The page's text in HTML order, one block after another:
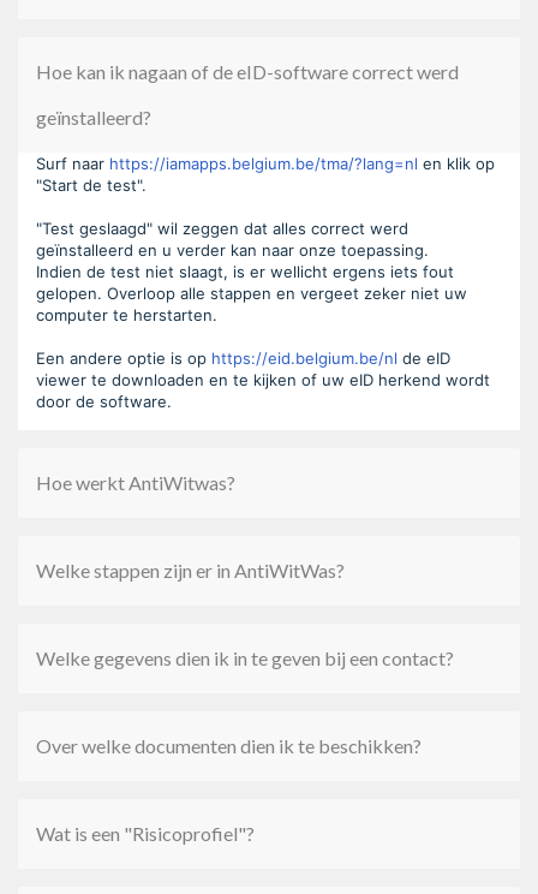
Hoe kan ik nagaan of de eID-software correct werd
geïnstalleerd?
Surf naar https://iamapps.belgium.be/tma/?lang=nl en klik op
"Start de test".
"Test geslaagd" wil zeggen dat alles correct werd
geïnstalleerd en u verder kan naar onze toepassing.
Indien de test niet slaagt, is er wellicht ergens iets fout
gelopen. Overloop alle stappen en vergeet zeker niet uw
computer te herstarten.
Een andere optie is op https://eid.belgium.be/nl de eID
viewer te downloaden en te kijken of uw eID herkend wordt
door de software.
Hoe werkt AntiWitwas?
Welke stappen zijn er in AntiWitWas?
Welke gegevens dien ik in te geven bij een contact?
Over welke documenten dien ik te beschikken?
Wat is een "Risicoprofiel"?